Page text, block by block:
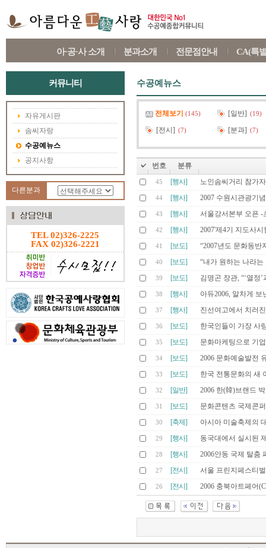
아·공·사 소개 분과소개 전문점안내 CA(특
커뮤니티
자유게시판
솜씨자랑
수공예뉴스
공지사항
다른분과
TEL 02)326-2225
FAX 02)326-2221
수공예뉴스
전체보기 (145) [일반] (19)
[전시] (7) [분과] (7)
번호 분류
45 [행사] 노인솜씨거리 참가
44 [행사] 2007 수원시관광기
43 [행사] 서울강서본부 오픈 -
42 [행사] 2007'제4기 지도사
41 [보도] “2007년도 문화동반
40 [보도] “내가 원하는 나라는
39 [보도] 김명곤 장관, “‘열정
38 [행사] 아듀2006, 알차게 보
37 [행사] 진선여고에서 치러
36 [보도] 한국인들이 가장 사
35 [보도] 문화마케팅으로 기
34 [보도] 2006 문화예술발전
33 [보도] 한국 전통문화의 새
32 [일반] 2006 한(韓)브랜드
31 [보도] 문화콘텐츠 국제콘
30 [축제] 아시아 미술축제의
29 [행사] 동국대에서 실시된
28 [행사] 2006안동 국제 탈춤
27 [전시] 서울 프린지페스티
26 [전시] 2006 충북아트페어